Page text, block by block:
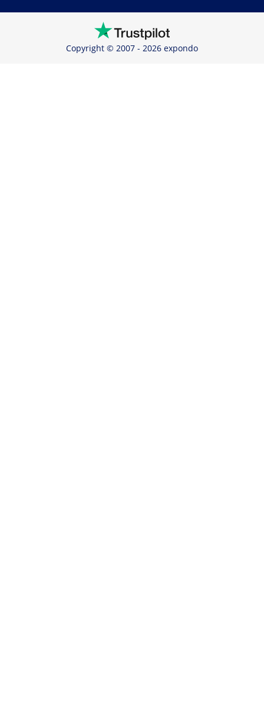
Copyright © 2007 - 2026 expondo